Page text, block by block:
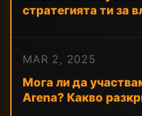
стратегията ти за
MAR 2, 2025
Мога ли да
Arena? Какво